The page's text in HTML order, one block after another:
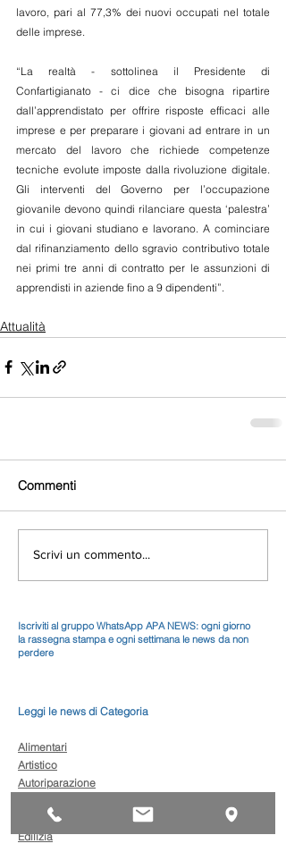
lavoro, pari al 77,3% dei nuovi occupati nel totale
delle imprese.
“La realtà - sottolinea il Presidente di
Confartigianato - ci dice che bisogna ripartire
dall’apprendistato per offrire risposte efficaci alle
imprese e per preparare i giovani ad entrare in un
mercato del lavoro che richiede competenze
tecniche evolute imposte dalla rivoluzione digitale.
Gli interventi del Governo per l’occupazione
giovanile devono quindi rilanciare questa ‘palestra’
in cui i giovani studiano e lavorano. A cominciare
dal rifinanziamento dello sgravio contributivo totale
nei primi tre anni di contratto per le assunzioni di
apprendisti in aziende fino a 9 dipendenti”.
Attualità
Commenti
Scrivi un commento...
Iscriviti al gruppo WhatsApp APA NEWS: ogni giorno
la rassegna stampa e ogni settimana le news da non
perdere
Leggi le news di Categoria
Alimentari
Artistico
Autoriparazione
Comunicazione
Edilizia